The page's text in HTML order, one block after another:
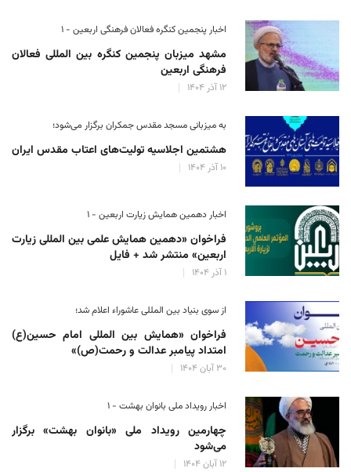
اخبار پنجمین کنگره فعالان فرهنگی اربعین - ۱
مشهد میزبان پنجمین کنگره بین المللی فعالان
فرهنگی اربعین
۱۲ آذر ۱۴۰۴
به میزبانی مسجد مقدس جمکران برگزار می‌شود؛
هشتمین اجلاسیه تولیت‌های اعتاب مقدس ایران
۱۰ آذر ۱۴۰۴
اخبار دهمین همایش زیارت اربعین - ۱
فراخوان «دهمین همایش علمی بین المللی زیارت
اربعین» منتشر شد + فایل
۱ آذر ۱۴۰۴
از سوی بنیاد بین المللی عاشوراء اعلام شد؛
فراخوان «همایش بین المللی امام حسین(ع)
امتداد پیامبر عدالت و رحمت(ص)»
۳۰ آبان ۱۴۰۴
اخبار رویداد ملی بانوان بهشت - ۱
چهارمین رویداد ملی «بانوان بهشت» برگزار
می‌شود
۱۲ آبان ۱۴۰۴